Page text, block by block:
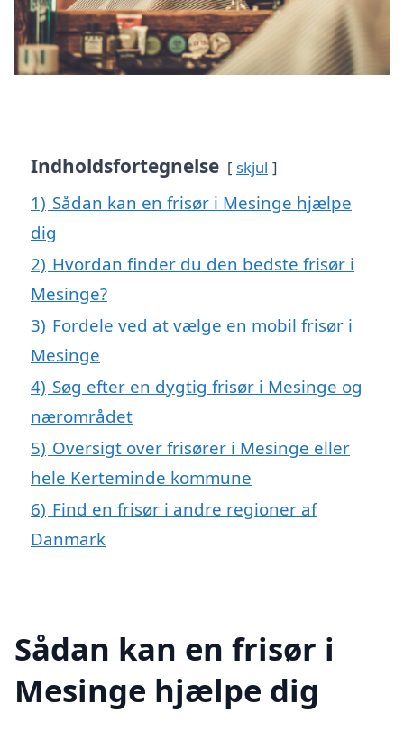
Indholdsfortegnelse skjul
1) Sådan kan en frisør i Mesinge hjælpe
dig
2) Hvordan finder du den bedste frisør i
Mesinge?
3) Fordele ved at vælge en mobil frisør i
Mesinge
4) Søg efter en dygtig frisør i Mesinge og
nærområdet
5) Oversigt over frisører i Mesinge eller
hele Kerteminde kommune
6) Find en frisør i andre regioner af
Danmark
Sådan kan en frisør i
Mesinge hjælpe dig